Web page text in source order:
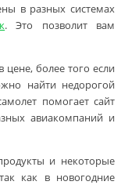
в разных системах
. Это позволит вам
более того если
найти недорогой
помогает сайт
авиакомпаний и
и некоторые
как в новогодние